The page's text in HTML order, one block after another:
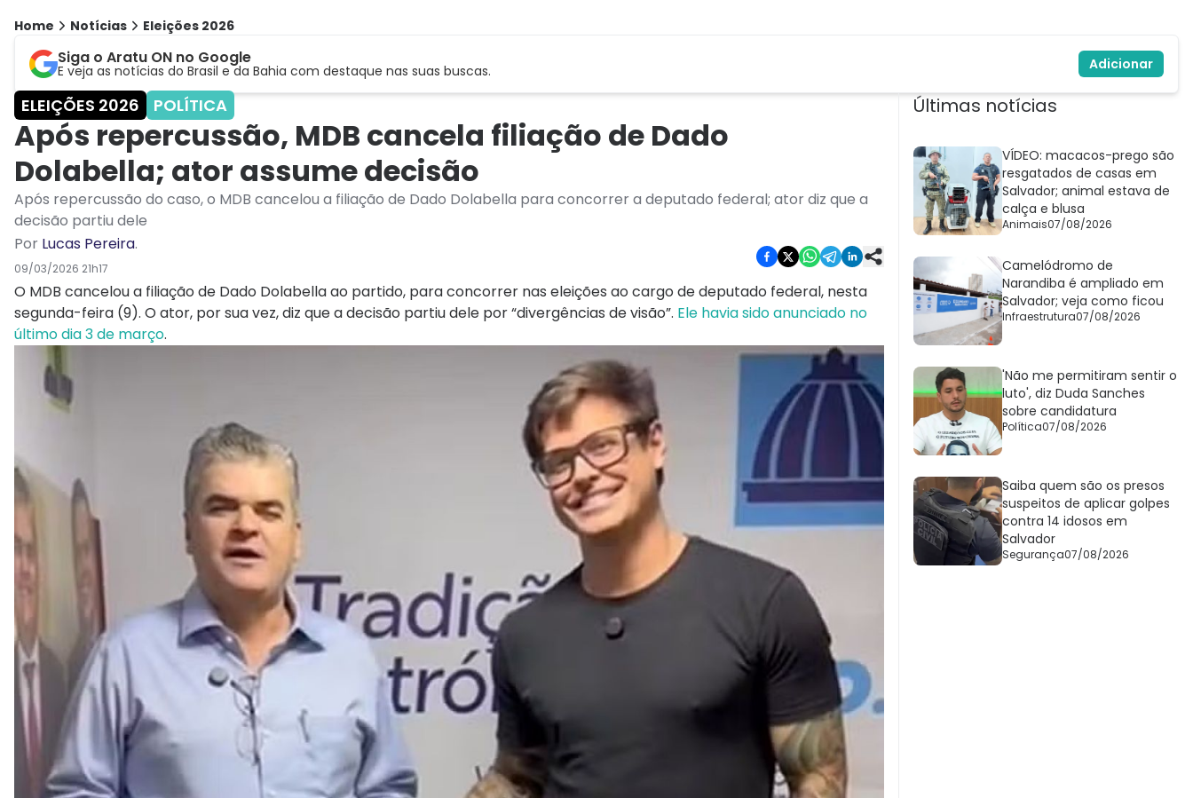
Home Notícias Eleições 2026
Siga o Aratu ON no Google
E veja as notícias do Brasil e da Bahia com destaque nas suas buscas. Adicionar
ELEIÇÕES 2026 POLÍTICA
Após repercussão, MDB cancela filiação de Dado
Dolabella; ator assume decisão
Após repercussão do caso, o MDB cancelou a filiação de Dado Dolabella para concorrer a deputado federal; ator diz que a
decisão partiu dele
Por Lucas Pereira.
09/03/2026 21h17
O MDB cancelou a filiação de Dado Dolabella ao partido, para concorrer nas eleições ao cargo de deputado federal, nesta
segunda-feira (9). O ator, por sua vez, diz que a decisão partiu dele por “divergências de visão”. Ele havia sido anunciado no
último dia 3 de março.
Últimas notícias
VÍDEO: macacos-prego são
resgatados de casas em
Salvador; animal estava de
calça e blusa
Animais07/08/2026
Camelódromo de
Narandiba é ampliado em
Salvador; veja como ficou
Infraestrutura07/08/2026
'Não me permitiram sentir o
luto', diz Duda Sanches
sobre candidatura
Política07/08/2026
Saiba quem são os presos
suspeitos de aplicar golpes
contra 14 idosos em
Salvador
Segurança07/08/2026